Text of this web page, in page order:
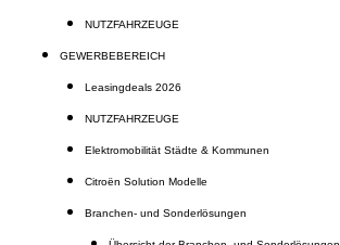
NUTZFAHRZEUGE
GEWERBEBEREICH
Leasingdeals 2026
NUTZFAHRZEUGE
Elektromobilität Städte & Kommunen
Citroën Solution Modelle
Branchen- und Sonderlösungen